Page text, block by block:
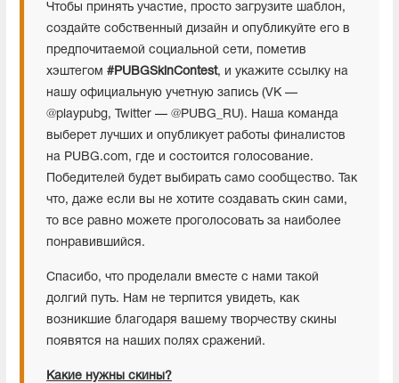
Чтобы принять участие, просто загрузите шаблон,
создайте собственный дизайн и опубликуйте его в
предпочитаемой социальной сети, пометив
хэштегом #PUBGSkinContest, и укажите ссылку на
нашу официальную учетную запись (VK —
@playpubg, Twitter — @PUBG_RU). Наша команда
выберет лучших и опубликует работы финалистов
на PUBG.com, где и состоится голосование.
Победителей будет выбирать само сообщество. Так
что, даже если вы не хотите создавать скин сами,
то все равно можете проголосовать за наиболее
понравившийся.
Спасибо, что проделали вместе с нами такой
долгий путь. Нам не терпится увидеть, как
возникшие благодаря вашему творчеству скины
появятся на наших полях сражений.
Какие нужны скины?